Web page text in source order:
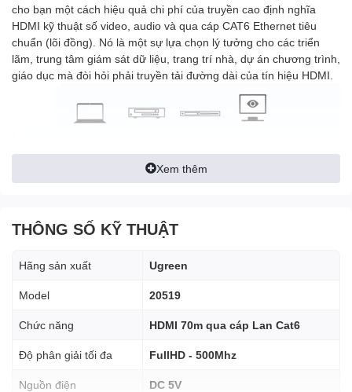
cho bạn một cách hiệu quả chi phí của truyền cao định nghĩa
HDMI kỹ thuật số video, audio và qua cáp CAT6 Ethernet tiêu
chuẩn (lõi đồng). Nó là một sự lựa chọn lý tưởng cho các triển
lãm, trung tâm giám sát dữ liệu, trang trí nhà, dự án chương trình,
giáo dục mà đòi hỏi phải truyền tải đường dài của tín hiệu HDMI.
Xem thêm
THÔNG SỐ KỸ THUẬT
Hãng sản xuất Ugreen
Model 20519
Chức năng HDMI 70m qua cáp Lan Cat6
Độ phân giải tối đa FullHD - 500Mhz
Nguồn điện DC 5V